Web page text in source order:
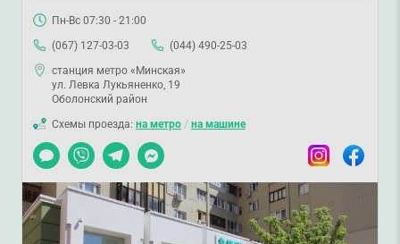
Пн-Вс 07:30 - 21:00
(067) 127-03-03
(044) 490-25-03
станция метро «Минская»
ул. Левка Лукьяненко, 19
Оболонский район
Схемы проезда: на метро / на машине
Чат
Viber TelegramMessenger InstagramFacebook